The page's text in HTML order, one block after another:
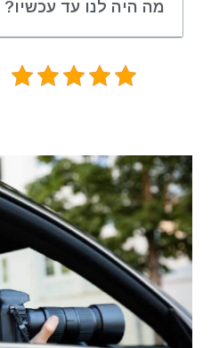
מה היה לנו עד עכשיו?